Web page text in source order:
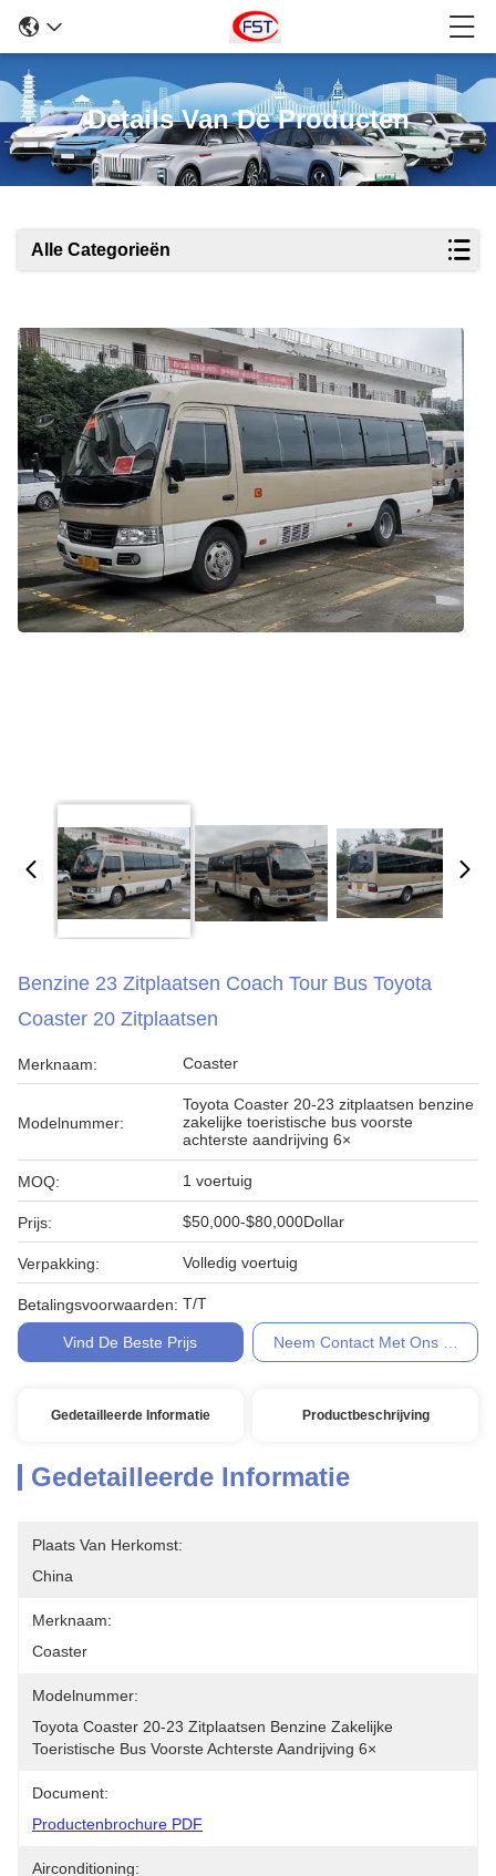
Details Van De Producten
Alle Categorieën
Benzine 23 Zitplaatsen Coach Tour Bus Toyota
Coaster 20 Zitplaatsen
Merknaam: Coaster
Modelnummer:
Toyota Coaster 20-23 zitplaatsen benzine
zakelijke toeristische bus voorste
achterste aandrijving 6×
MOQ: 1 voertuig
Prijs: $50,000-$80,000Dollar
Verpakking: Volledig voertuig
Betalingsvoorwaarden: T/T
Vind De Beste Prijs Neem Contact Met Ons Op
Gedetailleerde Informatie Productbeschrijving
Gedetailleerde Informatie
Plaats Van Herkomst:
China
Merknaam:
Coaster
Modelnummer:
Toyota Coaster 20-23 Zitplaatsen Benzine Zakelijke
Toeristische Bus Voorste Achterste Aandrijving 6×
Document:
Productenbrochure PDF
Airconditioning: